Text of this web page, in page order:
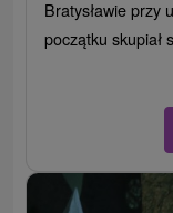
Bratysławie przy
początku skupiał